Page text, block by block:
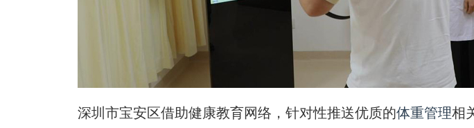
深圳市宝安区借助健康教育网络，针对性推送优质的体重管理相